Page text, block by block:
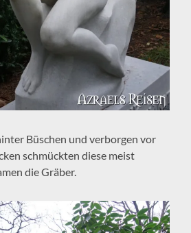
Büschen und verborgen vor
schmückten diese meist
die Gräber.